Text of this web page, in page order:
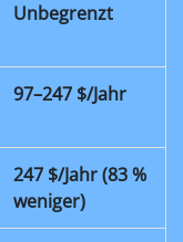
Unbegrenzt
97–247 $/Jahr
247 $/Jahr (83 %
weniger)